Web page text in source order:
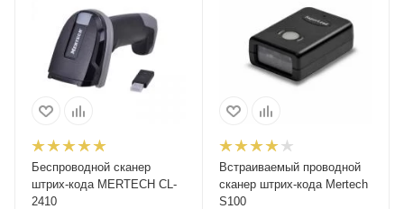
Беспроводной сканер
штрих-кода MERTECH CL-
2410
Встраиваемый проводной
сканер штрих-кода Mertech
S100